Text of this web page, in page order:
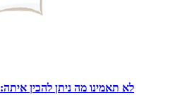
לא תאמינו מה ניתן להכין איתה: 15 מתכונים יצירתיים עם כרובית